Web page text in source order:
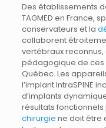
Des établissements
TAGMED en France,
conservateurs et la
collaborent
vertébraux
pédagogique de ces
Québec. Les
l’implant IntraSPINE
d’implants
résultats
chirurgie ne doit être